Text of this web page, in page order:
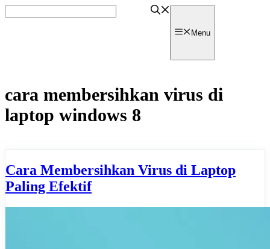
to
Menu
cara membersihkan virus di
laptop windows 8
Cara Membersihkan Virus di Laptop
Paling Efektif